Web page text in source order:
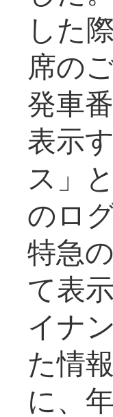
した
席の
発車
表示
ス」
のロ
特急
て表
イナ
た情
に、